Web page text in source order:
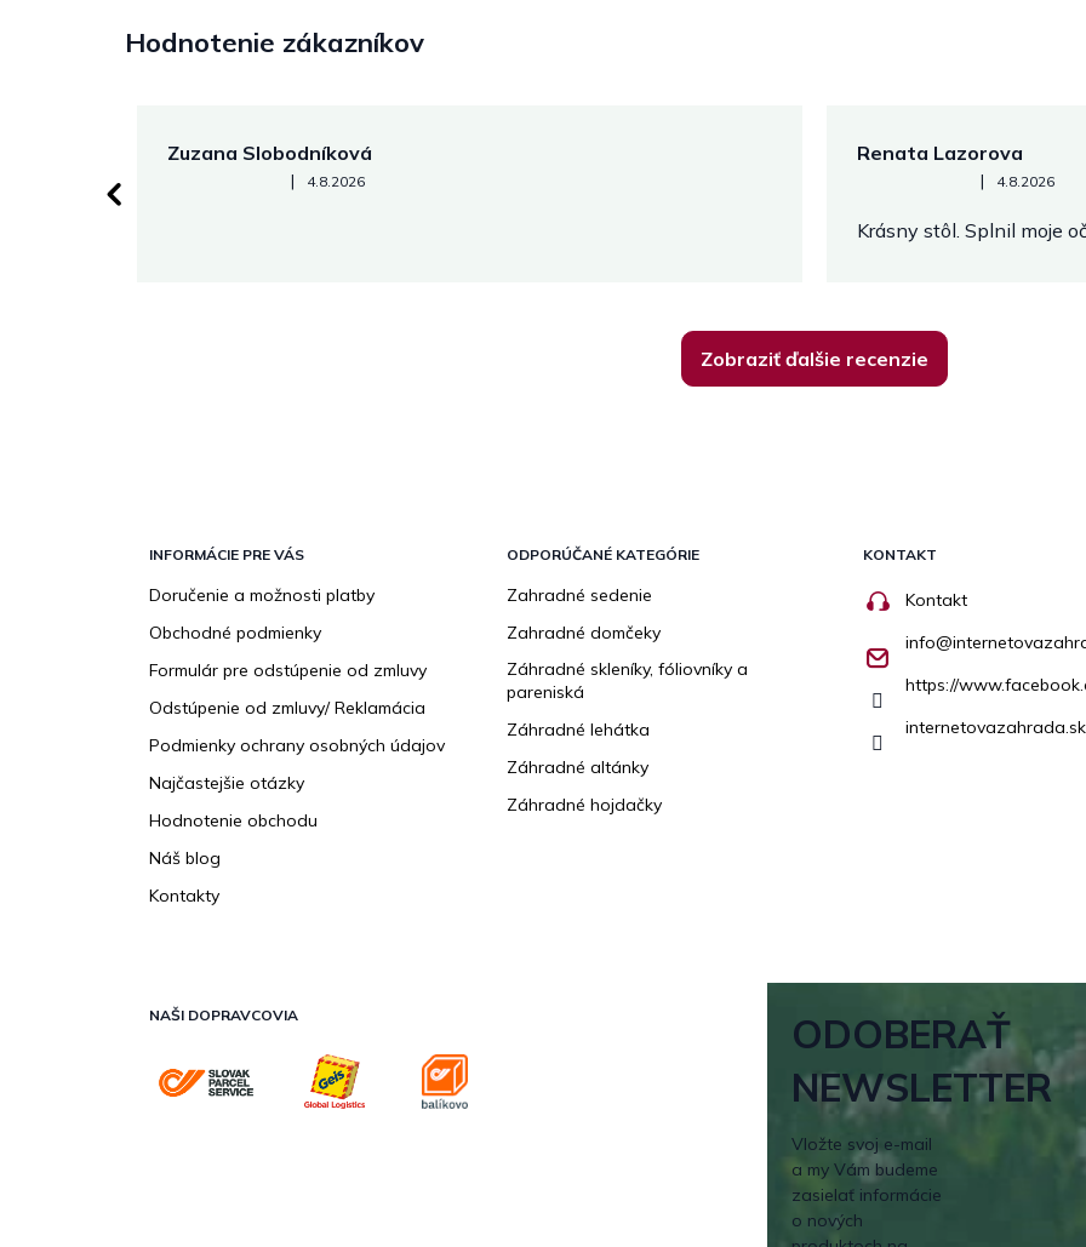
Hodnotenie zákazníkov
Zuzana Slobodníková
Hodnotenie obchodu je 5 z 5 hviezdičiek.
| 4.8.2026
Renata Lazorova
Hodnotenie obchodu je 5 z
| 4.8.2026
Krásny stôl. Splnil moje
Zobraziť ďalšie recenzie
INFORMÁCIE PRE VÁS
Doručenie a možnosti platby
Obchodné podmienky
Formulár pre odstúpenie od zmluvy
Odstúpenie od zmluvy/ Reklamácia
Podmienky ochrany osobných údajov
Najčastejšie otázky
Hodnotenie obchodu
Náš blog
Kontakty
ODPORÚČANÉ KATEGÓRIE
Zahradné sedenie
Zahradné domčeky
Záhradné skleníky, fóliovníky a
pareniská
Záhradné lehátka
Záhradné altánky
Záhradné hojdačky
KONTAKT
Kontakt
info@
https://
internetovazahrada.sk
NAŠI DOPRAVCOVIA
ODOBERAŤ
NEWSLETTER
Vložte svoj e-mail
a my Vám budeme
zasielať informácie
o nových